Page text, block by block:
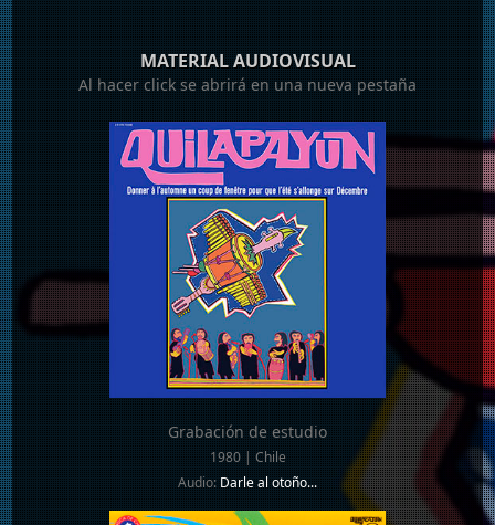
MATERIAL AUDIOVISUAL
Al hacer click se abrirá en una nueva pestaña
Grabación de estudio
1980 | Chile
Audio:Darle al otoño...